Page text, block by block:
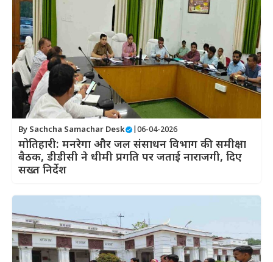
By Sachcha Samachar Desk 06-04-2026
मोतिहारी: मनरेगा और जल संसाधन विभाग की समीक्षा
बैठक, डीडीसी ने धीमी प्रगति पर जताई नाराजगी, दिए
सख्त निर्देश